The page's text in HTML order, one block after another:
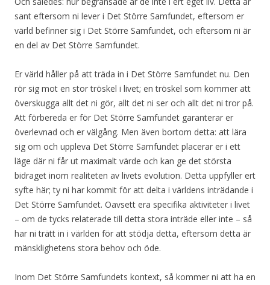
sant eftersom ni lever i Det Större Samfundet, eftersom er
värld befinner sig i Det Större Samfundet, och eftersom ni är
en del av Det Större Samfundet.
Er värld håller på att träda in i Det Större Samfundet nu. Den
rör sig mot en stor tröskel i livet; en tröskel som kommer att
överskugga allt det ni gör, allt det ni ser och allt det ni tror på.
Att förbereda er för Det Större Samfundet garanterar er
överlevnad och er välgång. Men även bortom detta: att lära
sig om och uppleva Det Större Samfundet placerar er i ett
läge där ni får ut maximalt värde och kan ge det största
bidraget inom realiteten av livets evolution. Detta uppfyller ert
syfte här; ty ni har kommit för att delta i världens inträdande i
Det Större Samfundet. Oavsett era specifika aktiviteter i livet
– om de tycks relaterade till detta stora inträde eller inte – så
har ni trätt in i världen för att stödja detta, eftersom detta är
mänsklighetens stora behov och öde.
Inom Det Större Samfundets kontext, så kommer ni att ha en